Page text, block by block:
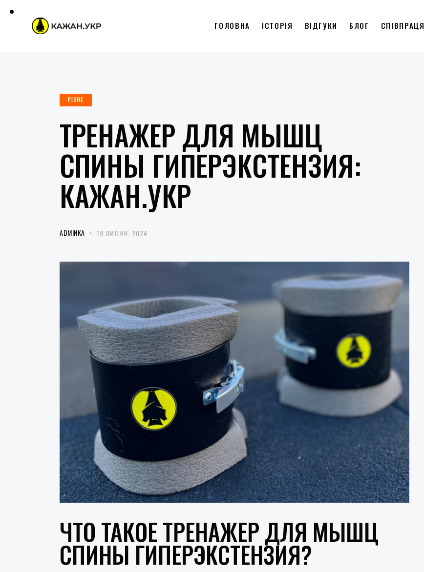
ГОЛОВНА ІСТОРІЯ ВІДГУКИ БЛОГ СПІВПРАЦЯ
РІЗНЕ
ТРЕНАЖЕР ДЛЯ МЫШЦ
СПИНЫ ГИПЕРЭКСТЕНЗИЯ:
КАЖАН.УКР
ADMINKA 19 ЛИПНЯ, 2024
ЧТО ТАКОЕ ТРЕНАЖЕР ДЛЯ МЫШЦ
СПИНЫ ГИПЕРЭКСТЕНЗИЯ?